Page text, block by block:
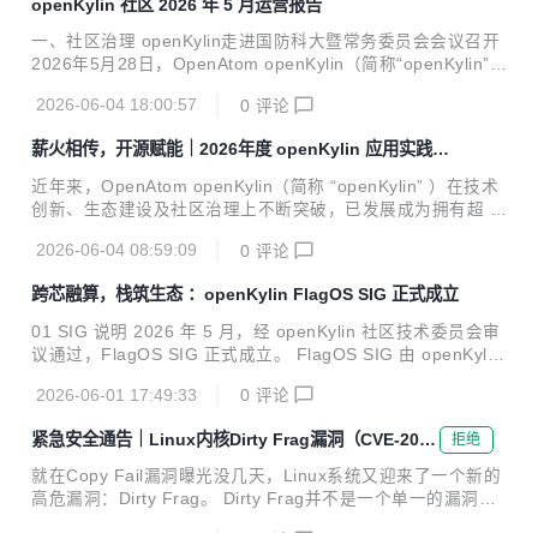
两场活动中分别为学生带来了前沿的智能操作系统创新技术分
享。openKylin社区始终高度重视开源人才培养，长期通过课
程共建、实践实训、大赛等多元形式，搭建校园与产业衔接的
桥梁，持续为高校学子提供学习、实践、展示与成长的平台。
01 扬州大学站 5月28日，扬州大学站圆满举办，100多名学生
openKylin 社区 2026 年 5 月运营报告
一、社区治理 openKylin走进国防科大暨常务委员会会议召开
2026年5月28日，OpenAtom openKylin（简称“openKylin”）
召开，来自麒麟软件、联想开天、海光信息、国防科大、国家
● 龙芯中科技术股份有限公司成为白银捐赠人 ● 此芯科技集团
有限公司成为白银捐赠人 二、社区荣誉 openKylin 2.0 获评
“关键软件技术创新成果” 5月16日，2026年特色化示范性软件
布环节，由国防科技大学...
2026-06-04 18:00:57 0 评论
薪火相传，开源赋能｜2026年度 openKylin 应用实践案
例征集全面启动
近年来，OpenAtom openKylin（简称 “openKylin” ）在技术
创新、生态建设及社区治理上不断突破，已发展成为拥有超 2
为充分发挥 openKylin 领先应用实践单位在行业内的示范带动
家工业信息安全发展研究中心联合openKylin社区，正式启动
“薪火杯”开源社区应用案例征集工作，现面向全社会公开征集
2026年openKylin领域领先应用实践成果。 该项征集活动作为
openKylin开发者大会 2026 的核心环节，评选成果拟在大会
正式发布。 一、组织...
2026-06-04 08:59:09 0 评论
跨芯融算，栈筑生态 ：openKylin FlagOS SIG 正式成立
01 SIG 说明 2026 年 5 月，经 openKylin 社区技术委员会审
议通过，FlagOS SIG 正式成立。 FlagOS SIG 由 openKylin
nKylin 操作系统，构建面向多元 AI 芯片的统一开源系统软件
栈，推动智算基础设施的开放与融合。 02 关于 FlagOS 为解
决不同 AI 芯片大规模落地应用的难题，北京智源人工智能研
究院联合芯片企业、系统厂商、算法和软件相关单位、科研机
构等十多家国内外机构，共同发起并创立了 FlagOS 开源社
区。 FlagOS 社区致力于打造统一、开源的系统软件栈，构建
2026-06-01 17:49:33 0 评论
紧急安全通告｜Linux内核Dirty Frag漏洞（CVE-2026
-43284、CVE-2026-43500）
拒绝
就在Copy Fail漏洞曝光没几天，Linux系统又迎来了一个新的
高危漏洞：Dirty Frag。 Dirty Frag并不是一个单一的漏洞，